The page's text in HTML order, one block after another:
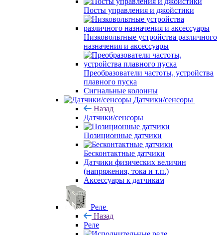
Посты управления и джойстики
Низковольтные устройства различного
назначения и аксессуары
Преобразователи частоты, устройства
плавного пуска
Сигнальные колонны
Датчики/сенсоры
Назад
Датчики/сенсоры
Позиционные датчики
Бесконтактные датчики
Датчики физических величин
(напряжения, тока и т.п.)
Аксессуары к датчикам
Реле
Назад
Реле